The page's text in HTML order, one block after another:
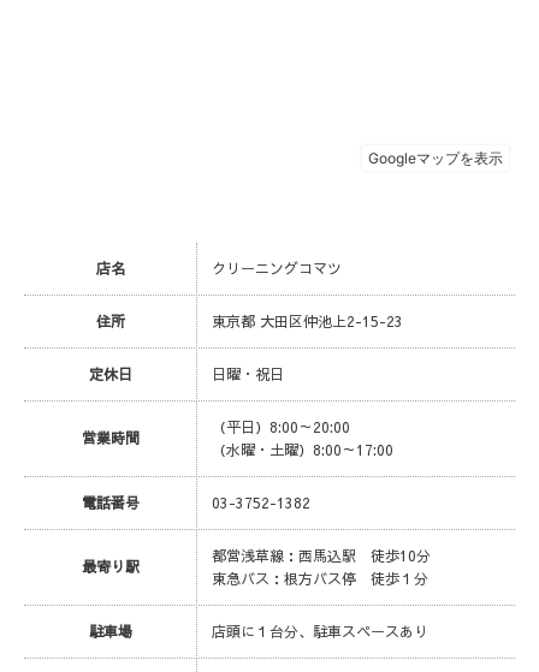
店名 クリーニングコマツ
住所 東京都 大田区仲池上2-15-23
定休日 日曜・祝日
営業時間
（平日）8:00～20:00
（水曜・土曜）8:00～17:00
電話番号 03-3752-1382
最寄り駅
都営浅草線：西馬込駅 徒歩10分
東急バス：根方バス停 徒歩１分
駐車場 店頭に１台分、駐車スペースあり